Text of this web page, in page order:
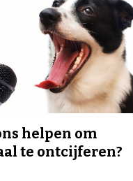
helpen om
te ontcijferen?